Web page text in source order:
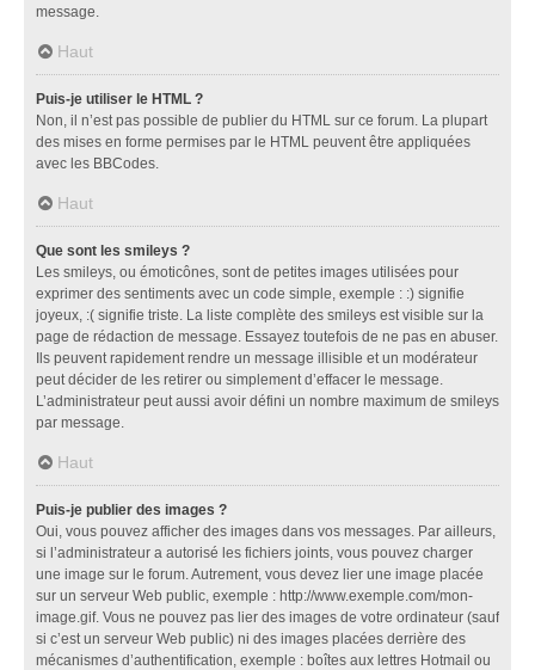
message.
Haut
Puis-je utiliser le HTML ?
Non, il n’est pas possible de publier du HTML sur ce forum. La plupart
des mises en forme permises par le HTML peuvent être appliquées
avec les BBCodes.
Haut
Que sont les smileys ?
Les smileys, ou émoticônes, sont de petites images utilisées pour
exprimer des sentiments avec un code simple, exemple : :) signifie
joyeux, :( signifie triste. La liste complète des smileys est visible sur la
page de rédaction de message. Essayez toutefois de ne pas en abuser.
Ils peuvent rapidement rendre un message illisible et un modérateur
peut décider de les retirer ou simplement d’effacer le message.
L’administrateur peut aussi avoir défini un nombre maximum de smileys
par message.
Haut
Puis-je publier des images ?
Oui, vous pouvez afficher des images dans vos messages. Par ailleurs,
si l’administrateur a autorisé les fichiers joints, vous pouvez charger
une image sur le forum. Autrement, vous devez lier une image placée
sur un serveur Web public, exemple : http://www.exemple.com/mon-
image.gif. Vous ne pouvez pas lier des images de votre ordinateur (sauf
si c’est un serveur Web public) ni des images placées derrière des
mécanismes d’authentification, exemple : boîtes aux lettres Hotmail ou